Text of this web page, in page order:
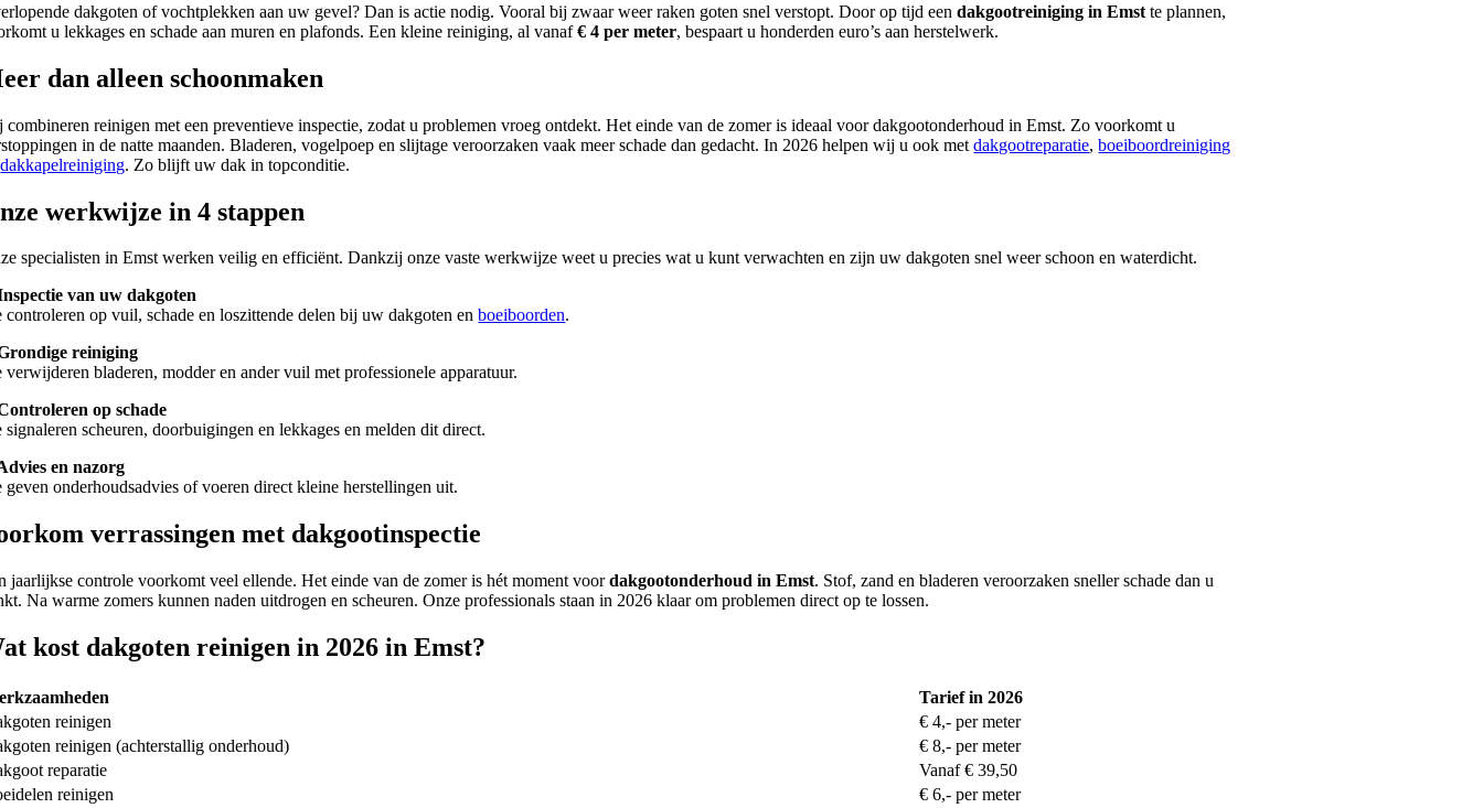
dakgoten of vochtplekken aan uw gevel? Dan is actie nodig. Vooral bij zwaar weer raken goten snel verstopt. Door op tijd eendakgootreiniging in Emst te plannen,
u lekkages en schade aan muren en plafonds. Een kleine reiniging, al vanaf€ 4 per meter, bespaart u honderden euro’s aan herstelwerk.
dan alleen schoonmaken
combineren reinigen met een preventieve inspectie, zodat u problemen vroeg ontdekt. Het einde van de zomer is ideaal voor dakgootonderhoud in Emst. Zo voorkomt u
in de natte maanden. Bladeren, vogelpoep en slijtage veroorzaken vaak meer schade dan gedacht. In 2026 helpen wij u ook metdakgootreparatie,boeiboordreiniging
dakkapelreiniging. Zo blijft uw dak in topconditie.
werkwijze in 4 stappen
specialisten in Emst werken veilig en efficiënt. Dankzij onze vaste werkwijze weet u precies wat u kunt verwachten en zijn uw dakgoten snel weer schoon en waterdicht.
van uw dakgoten
controleren op vuil, schade en loszittende delen bij uw dakgoten enboeiboorden.
reiniging
verwijderen bladeren, modder en ander vuil met professionele apparatuur.
op schade
signaleren scheuren, doorbuigingen en lekkages en melden dit direct.
en nazorg
geven onderhoudsadvies of voeren direct kleine herstellingen uit.
verrassingen met dakgootinspectie
jaarlijkse controle voorkomt veel ellende. Het einde van de zomer is hét moment voordakgootonderhoud in Emst. Stof, zand en bladeren veroorzaken sneller schade dan u
Na warme zomers kunnen naden uitdrogen en scheuren. Onze professionals staan in 2026 klaar om problemen direct op te lossen.
kost dakgoten reinigen in 2026 in Emst?
Tarief in 2026
reinigen
€ 4,- per meter
reinigen (achterstallig onderhoud)
€ 8,- per meter
reparatie
Vanaf € 39,50
reinigen
€ 6,- per meter